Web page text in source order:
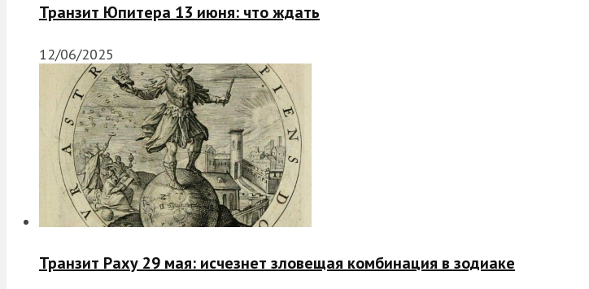
Транзит Юпитера 13 июня: что ждать
12/06/2025
Транзит Раху 29 мая: исчезнет зловещая комбинация в зодиаке